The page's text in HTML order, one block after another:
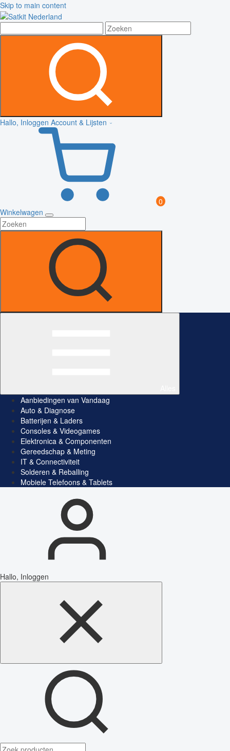
Skip to main content
Hallo, Inloggen Account & Lijsten
0
Winkelwagen
Aanbiedingen van Vandaag
Auto & Diagnose
Batterijen & Laders
Consoles & Videogames
Elektronica & Componenten
Gereedschap & Meting
IT & Connectiviteit
Solderen & Reballing
Mobiele Telefoons & Tablets
Hallo, Inloggen